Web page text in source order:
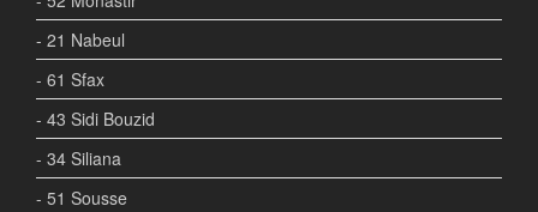
- 21 Nabeul
- 61 Sfax
- 43 Sidi Bouzid
- 34 Siliana
- 51 Sousse